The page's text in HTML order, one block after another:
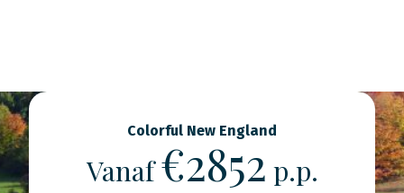
Colorful New England
Vanaf€2852 p.p.